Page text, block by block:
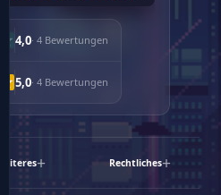
4,0· 4 Bewertungen
5,0· 4 Bewertungen
Weiteres Rechtliches